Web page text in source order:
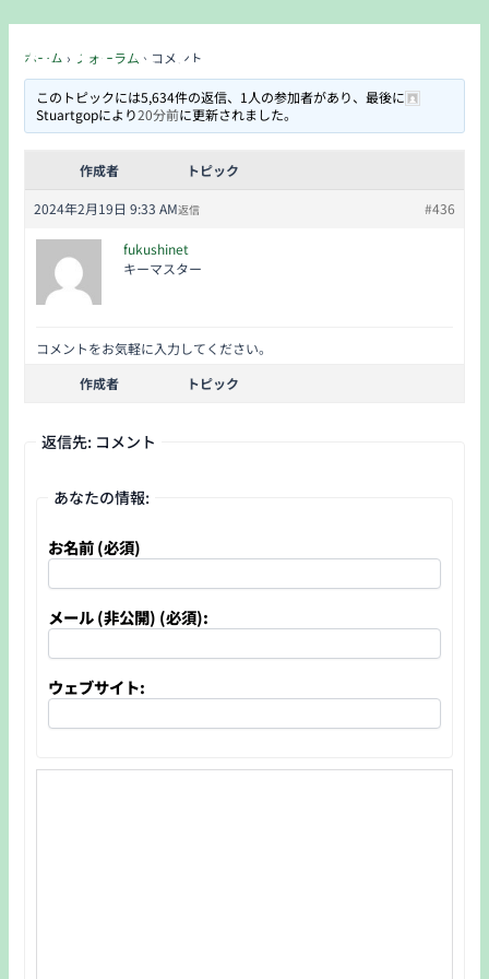
だれでも食堂
Main
ホーム › フォーラム › コメント
このトピックには5,634件の返信、1人の参加者があり、最後に
Stuartgopにより20分前に更新されました。
作成者 トピック
2024年2月19日 9:33 AM #436
返信
fukushinet
キーマスター
コメントをお気軽に入力してください。
作成者
トピック
返信先: コメント
あなたの情報:
お名前 (必須)
メール (非公開) (必須):
ウェブサイト: